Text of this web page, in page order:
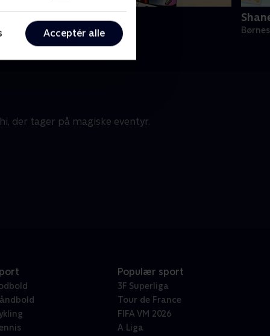
Acceptér alle
Syng med
• 1 sæsoner
der tager på magiske eventyr.
Populær sport
3F Superliga
Tour de France
FIFA VM 2026
A Liga